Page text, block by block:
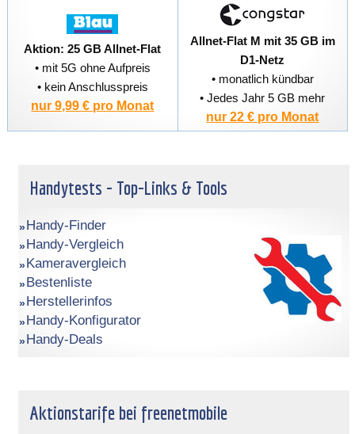
Aktion: 25 GB Allnet-Flat
• mit 5G ohne Aufpreis
• kein Anschlusspreis
nur 9,99 € pro Monat
Allnet-Flat M mit 35 GB im
D1-Netz
• monatlich kündbar
• Jedes Jahr 5 GB mehr
nur 22 € pro Monat
Handytests - Top-Links & Tools
Handy-Finder
Handy-Vergleich
Kameravergleich
Bestenliste
Herstellerinfos
Handy-Konfigurator
Handy-Deals
Aktionstarife bei freenetmobile